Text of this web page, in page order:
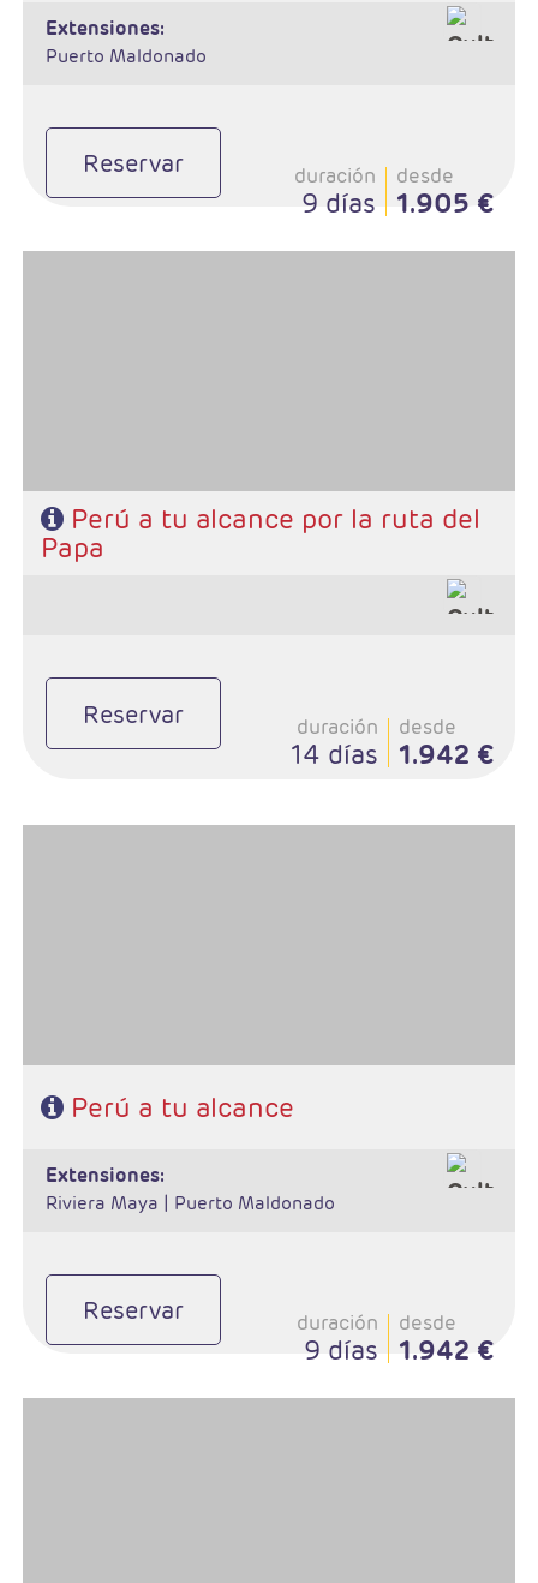
extensiones:
Puerto Maldonado
Reservar duración
9 días
desde
1.905 €
Perú a tu alcance por la ruta del
Papa
Reservar duración
14 días
desde
1.942 €
Perú a tu alcance
extensiones:
Riviera Maya | Puerto Maldonado
Reservar duración
9 días
desde
1.942 €